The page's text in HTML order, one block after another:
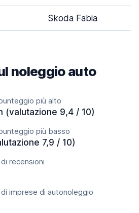
Skoda Fabia
noleggio auto
più alto
(valutazione 9,4 / 10)
più basso
7,9 / 10)
recensioni
imprese di autonoleggio